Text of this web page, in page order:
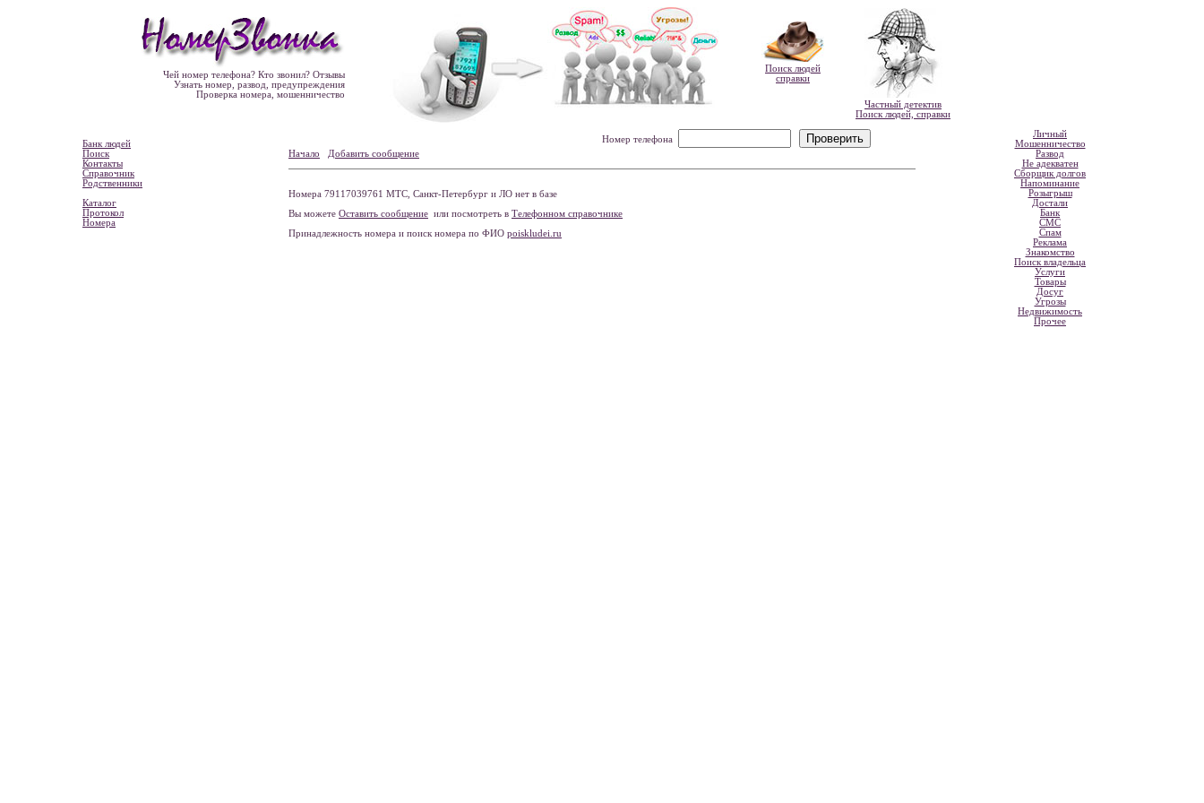
Чей номер телефона? Кто звонил? Отзывы
Узнать номер, развод, предупреждения
Проверка номера, мошенничество
Поиск людей
справки
Частный детектив
Поиск людей, справки
Банк людей
Поиск
Контакты
Справочник
Родственники
Каталог
Протокол
Номера
Номер телефона
Начало
Добавить сообщение
Номера 79117039761 МТС, Санкт-Петербург и ЛО нет в базе
Вы можете Оставить сообщение или посмотреть в Телефонном справочнике
Принадлежность номера и поиск номера по ФИО poiskludei.ru
Личный
Мошенничество
Развод
Не адекватен
Сборщик долгов
Напоминание
Розыгрыш
Достали
Банк
СМС
Спам
Реклама
Знакомство
Поиск владельца
Услуги
Товары
Досуг
Угрозы
Недвижимость
Прочее